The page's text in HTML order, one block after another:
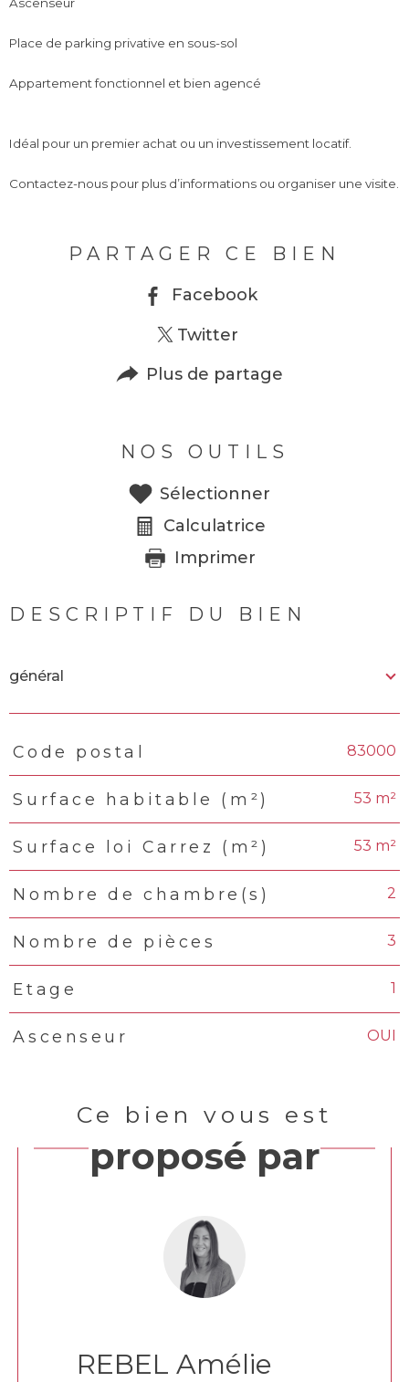
Place de parking privative en sous-sol
Appartement fonctionnel et bien agencé
Idéal pour un premier achat ou un investissement locatif.
Contactez-nous pour plus d’informations ou organiser une visite.
PARTAGER CE BIEN
Facebook
Twitter
Plus de partage
NOS OUTILS
Sélectionner
Calculatrice
Imprimer
DESCRIPTIF DU BIEN
général
TRAD_PAMPERO_Caracteristique
Code postal 83000
Surface habitable (m²) 53 m²
Surface loi Carrez (m²) 53 m²
Nombre de chambre(s) 2
Nombre de pièces 3
Etage 1
Ascenseur OUI
Ce bien vous est
proposé par
REBEL Amélie